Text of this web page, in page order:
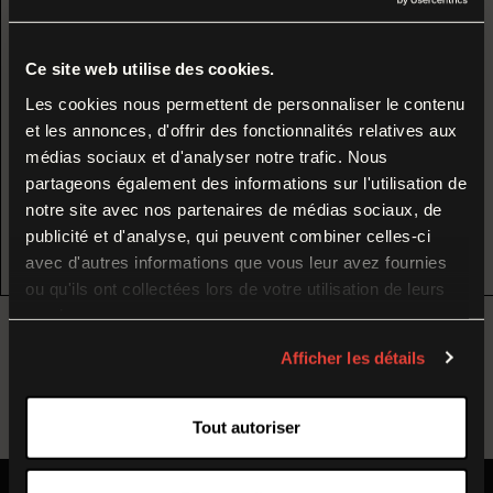
Ce site web utilise des cookies.
Les cookies nous permettent de personnaliser le contenu
et les annonces, d'offrir des fonctionnalités relatives aux
médias sociaux et d'analyser notre trafic. Nous
partageons également des informations sur l'utilisation de
notre site avec nos partenaires de médias sociaux, de
publicité et d'analyse, qui peuvent combiner celles-ci
avec d'autres informations que vous leur avez fournies
ou qu'ils ont collectées lors de votre utilisation de leurs
services.
Afficher les détails
Tout autoriser
lundi 17 août au vendredi 4 septembre 2026
Durant cette période, nos équipes préparent la
rentrée et poursuivent leurs missions autour des
collections et du musée.
Nous vous donnons rendez-vous dès lesamedi 5
septembrepour la réouverture à l’occasion du
Week-end de Reconstitution historique 1914-1918
Temporary Closure
The museum of the Great War is closed to the
17 August to 4 September 2026
(inclusive).
Avec votre billet du musée, visitez le Château de